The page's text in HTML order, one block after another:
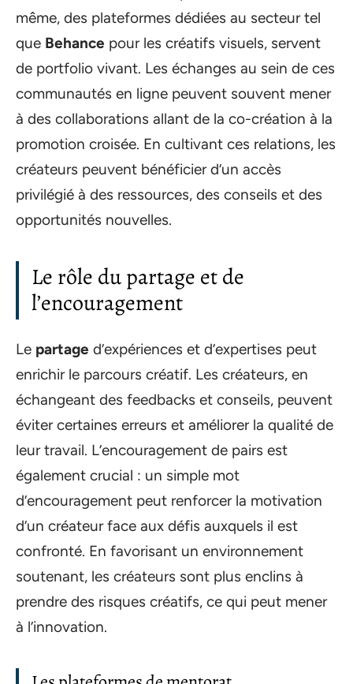
même, des plateformes dédiées au secteur tel
que Behance pour les créatifs visuels, servent
de portfolio vivant. Les échanges au sein de ces
communautés en ligne peuvent souvent mener
à des collaborations allant de la co-création à la
promotion croisée. En cultivant ces relations, les
créateurs peuvent bénéficier d’un accès
privilégié à des ressources, des conseils et des
opportunités nouvelles.
Le rôle du partage et de
l’encouragement
Le partage d’expériences et d’expertises peut
enrichir le parcours créatif. Les créateurs, en
échangeant des feedbacks et conseils, peuvent
éviter certaines erreurs et améliorer la qualité de
leur travail. L’encouragement de pairs est
également crucial : un simple mot
d’encouragement peut renforcer la motivation
d’un créateur face aux défis auxquels il est
confronté. En favorisant un environnement
soutenant, les créateurs sont plus enclins à
prendre des risques créatifs, ce qui peut mener
à l’innovation.